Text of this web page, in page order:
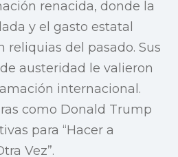
renacida, donde la
y el gasto estatal
reliquias del pasado. Sus
austeridad le valieron
internacional.
como Donald Trump
para “Hacer a
Vez”.